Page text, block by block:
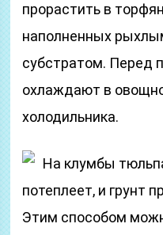
прорастить в
наполненных
субстратом. Перед
охлаждают в
холодильника.
На клумбы
потеплеет, и грунт
Этим способом